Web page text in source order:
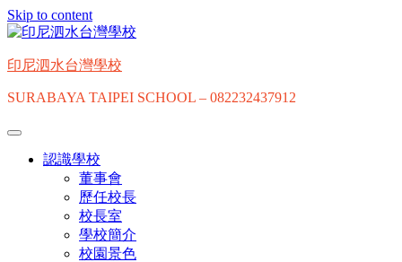
Skip to content
印尼泗水台灣學校
SURABAYA TAIPEI SCHOOL – 082232437912
認識學校
董事會
歷任校長
校長室
學校簡介
校園景色